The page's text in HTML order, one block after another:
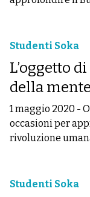
Studenti Soka
L’oggetto
della mente
1 maggio 2020 -
occasioni per
rivoluzione
Studenti Soka